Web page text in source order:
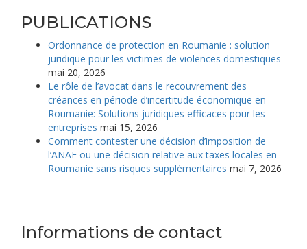
PUBLICATIONS
Ordonnance de protection en Roumanie : solution
juridique pour les victimes de violences domestiques
mai 20, 2026
Le rôle de l’avocat dans le recouvrement des
créances en période d’incertitude économique en
Roumanie: Solutions juridiques efficaces pour les
entreprises mai 15, 2026
Comment contester une décision d’imposition de
l’ANAF ou une décision relative aux taxes locales en
Roumanie sans risques supplémentaires mai 7, 2026
Informations de contact